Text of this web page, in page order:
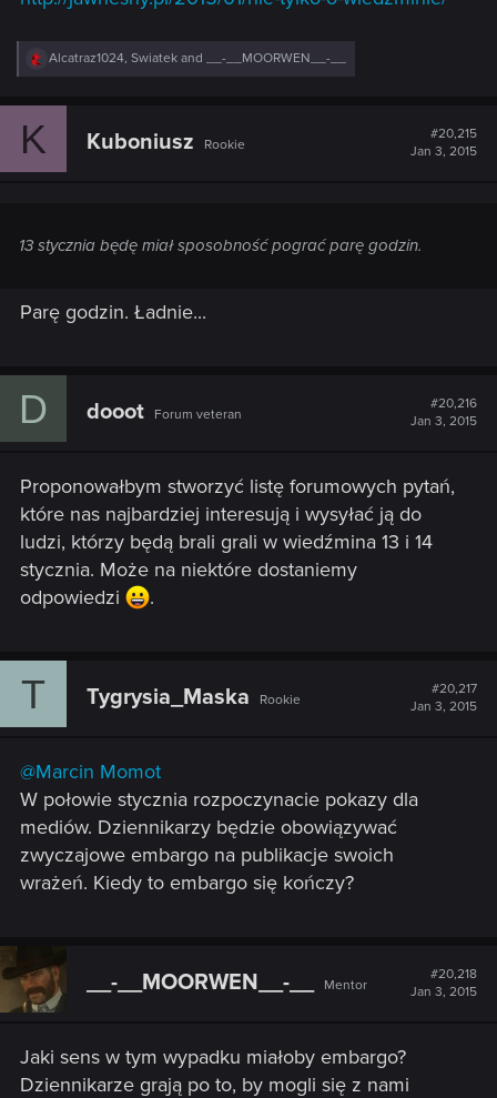
R
e
c
Alcatraz1024, Swiatek and __-__MOORWEN__-__
K Kuboniusz Rookie
#20,215
Jan 3, 2015
13 stycznia będę miał sposobność pograć parę godzin.
Parę godzin. Ładnie...
D dooot Forum veteran
#20,216
Jan 3, 2015
Proponowałbym stworzyć listę forumowych pytań,
które nas najbardziej interesują i wysyłać ją do
ludzi, którzy będą brali grali w wiedźmina 13 i 14
stycznia. Może na niektóre dostaniemy
odpowiedzi
.
T Tygrysia_Maska Rookie
#20,217
Jan 3, 2015
@Marcin Momot
W połowie stycznia rozpoczynacie pokazy dla
mediów. Dziennikarzy będzie obowiązywać
zwyczajowe embargo na publikacje swoich
wrażeń. Kiedy to embargo się kończy?
__-__MOORWEN__-__ Mentor
#20,218
Jan 3, 2015
Jaki sens w tym wypadku miałoby embargo?
Dziennikarze grają po to, by mogli się z nami